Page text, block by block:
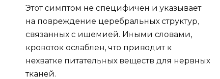
Этот симптом не специфичен и указывает
на повреждение церебральных структур,
связанных с ишемией. Иными словами,
кровоток ослаблен, что приводит к
нехватке питательных веществ для нервных
тканей.